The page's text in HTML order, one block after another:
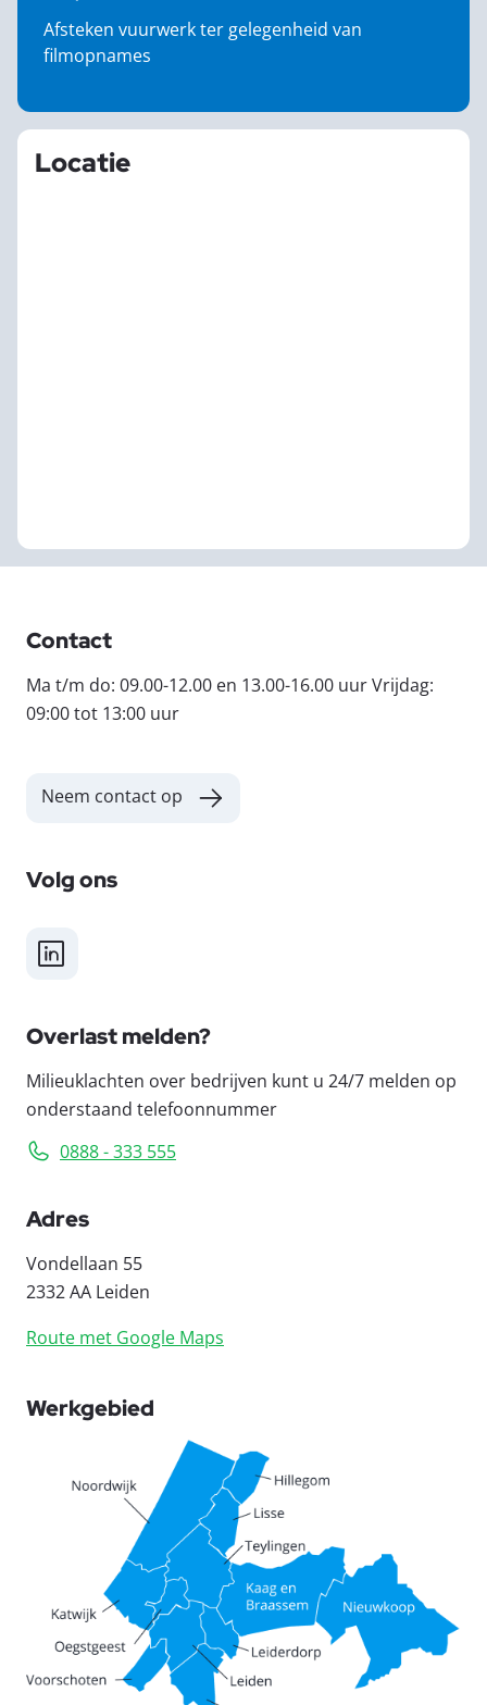
Afsteken vuurwerk ter gelegenheid van
filmopnames
Locatie
Contact
Ma t/m do: 09.00-12.00 en 13.00-16.00 uur Vrijdag:
09:00 tot 13:00 uur
Neem contact op
Volg ons
LinkedIn
Overlast melden?
Milieuklachten over bedrijven kunt u 24/7 melden op
onderstaand telefoonnummer
0888 - 333 555
Adres
Vondellaan 55
2332 AA Leiden
Route met Google Maps
Werkgebied